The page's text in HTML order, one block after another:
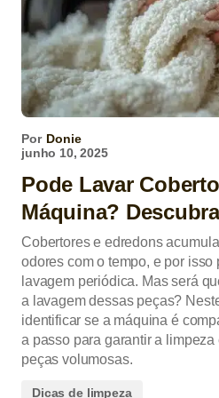
Por Donie
junho 10, 2025
Pode Lavar
Máquina?
Cobertores e edredons
odores com o tempo, e por isso
lavagem periódica. Mas será
a lavagem dessas peças?
identificar se a máquina é
a passo para garantir a
peças volumosas.
Dicas de limpeza